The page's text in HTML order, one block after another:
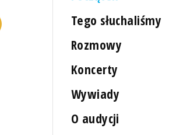
Tego słuchaliśmy
Rozmowy
Koncerty
Wywiady
O audycji